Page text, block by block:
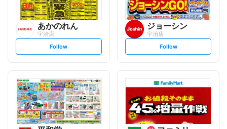
あかのれん
宇治店
s
t
l
o
w
Follow
ジョーシン
宇治店
s
t
o
Follow